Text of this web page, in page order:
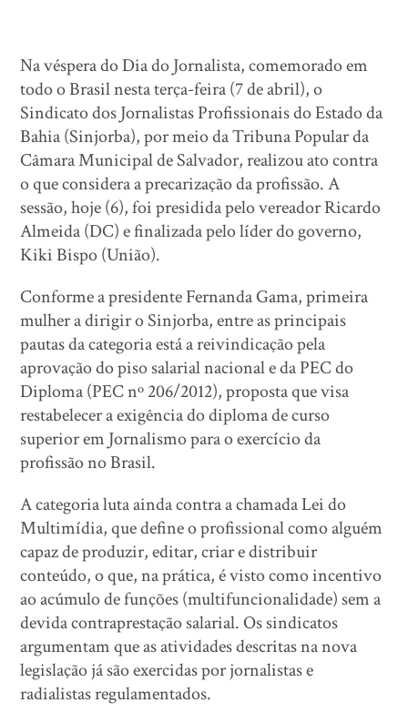
Na véspera do Dia do Jornalista, comemorado em
todo o Brasil nesta terça-feira (7 de abril), o
Sindicato dos Jornalistas Profissionais do Estado da
Bahia (Sinjorba), por meio da Tribuna Popular da
Câmara Municipal de Salvador, realizou ato contra
o que considera a precarização da profissão. A
sessão, hoje (6), foi presidida pelo vereador Ricardo
Almeida (DC) e finalizada pelo líder do governo,
Kiki Bispo (União).
Conforme a presidente Fernanda Gama, primeira
mulher a dirigir o Sinjorba, entre as principais
pautas da categoria está a reivindicação pela
aprovação do piso salarial nacional e da PEC do
Diploma (PEC nº 206/2012), proposta que visa
restabelecer a exigência do diploma de curso
superior em Jornalismo para o exercício da
profissão no Brasil.
A categoria luta ainda contra a chamada Lei do
Multimídia, que define o profissional como alguém
capaz de produzir, editar, criar e distribuir
conteúdo, o que, na prática, é visto como incentivo
ao acúmulo de funções (multifuncionalidade) sem a
devida contraprestação salarial. Os sindicatos
argumentam que as atividades descritas na nova
legislação já são exercidas por jornalistas e
radialistas regulamentados.